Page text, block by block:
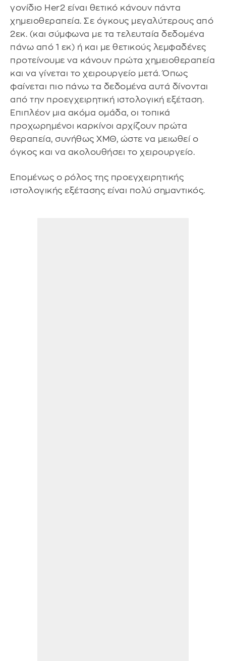
γονίδιο Her2 είναι θετικό κάνουν πάντα
χημειοθεραπεία. Σε όγκους μεγαλύτερους από
2εκ. (και σύμφωνα με τα τελευταία δεδομένα
πάνω από 1 εκ) ή και με θετικούς λεμφαδένες
προτείνουμε να κάνουν πρώτα χημειοθεραπεία
και να γίνεται το χειρουργείο μετά. Όπως
φαίνεται πιο πάνω τα δεδομένα αυτά δίνονται
από την προεγχειρητική ιστολογική εξέταση.
Επιπλέον μια ακόμα ομάδα, οι τοπικά
προχωρημένοι καρκίνοι αρχίζουν πρώτα
θεραπεία, συνήθως ΧΜΘ, ώστε να μειωθεί ο
όγκος και να ακολουθήσει το χειρουργείο.
Επομένως ο ρόλος της προεγχειρητικής
ιστολογικής εξέτασης είναι πολύ σημαντικός.